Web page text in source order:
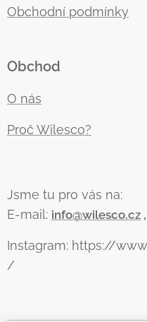
Obchodní podmínky
Obchod
O nás
Proč Wilesco?
Jsme tu pro vás na:
E-mail: info@wilesco.cz ,
Instagram: https://
/